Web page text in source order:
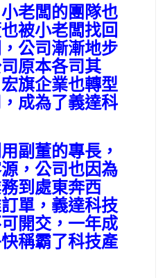
老闆的團隊也
被小老闆找回
公司漸漸地步
原本各司其
旗企業也轉型
成為了義達科
副董的專長，
，公司也因為
到處東奔西
單，義達科技
開交，一年成
稱霸了科技產